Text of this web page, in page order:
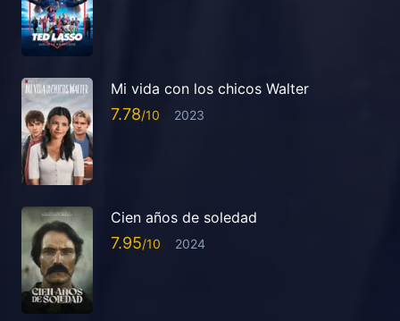
Mi vida con los chicos Walter
7.78 2023
Cien años de soledad
7.95 2024